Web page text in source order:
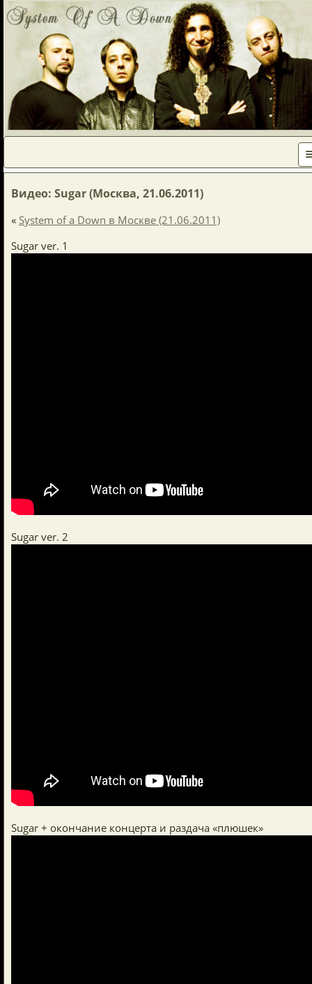
Видео: Sugar (Москва, 21.06.2011)
« System of a Down в Москве (21.06.2011)
Sugar ver. 1
Sugar ver. 2
Sugar + окончание концерта и раздача «плюшек»